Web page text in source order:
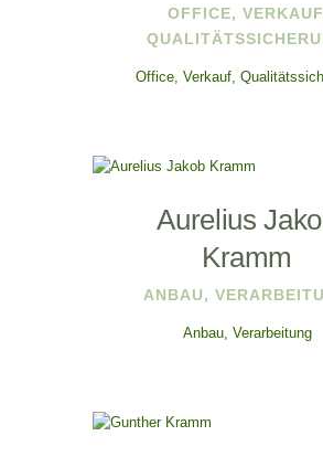
OFFICE,
Office, Verkauf,
Aurelius
Kramm
ANBAU,
Anbau, Verarbeitung